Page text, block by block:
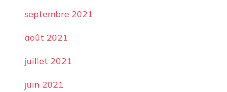
septembre 2021
août 2021
juillet 2021
juin 2021